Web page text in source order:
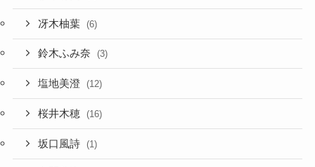
冴木柚葉 (6)
鈴木ふみ奈 (3)
塩地美澄 (12)
桜井木穂 (16)
坂口風詩 (1)